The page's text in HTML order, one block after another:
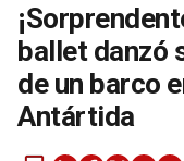
ballet danzó
de un barco
Antártida